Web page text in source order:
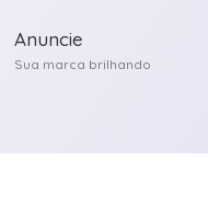
Anuncie
Sua marca brilhando